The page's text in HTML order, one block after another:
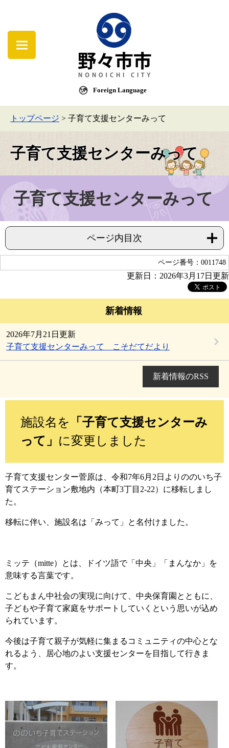
Foreign Language
トップページ > 子育て支援センターみって
子育て支援センターみって
子育て支援センターみって
ページ内目次
ページ番号：0011748
更新日：2026年3月17日更新
新着情報
2026年7月21日更新
子育て支援センターみって こそだてだより
新着情報のRSS
施設名を
「子育て支援センターみ
って」 に変更しました
子育て支援センター菅原は、令和7年6月2日よりののいち子
育てステーション敷地内（本町3丁目2-22）に移転しまし
た。
移転に伴い、施設名は「みって」と名付けました。
ミッテ（mitte）とは、ドイツ語で「中央」「まんなか」を
意味する言葉です。
こどもまん中社会の実現に向けて、中央保育園とともに、
子どもや子育て家庭をサポートしていくという思いが込め
られています。
今後は子育て親子が気軽に集まるコミュニティの中心とな
れるよう、居心地のよい支援センターを目指して行きま
す。